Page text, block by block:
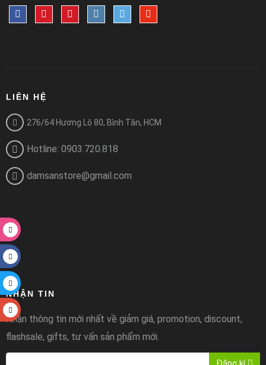
LIÊN HỆ
276/64 Hương Lộ 80, Bình Tân, HCM
Hotline: 0903.720.818
damsanstore@gmail.com
NHẬN TIN
Nhận thông tin mới nhất về giảm giá, promotion, discount,
flashsale, gifts, tư vấn sản phẩm mới.